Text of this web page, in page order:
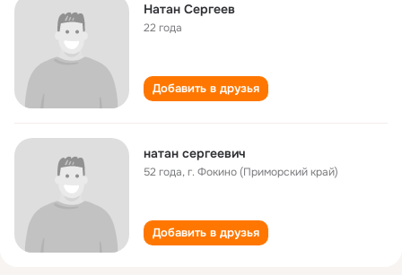
Натан Сергеев
22 года
Добавить в друзья
натан сергеевич
52 года,г. Фокино (Приморский край)
Добавить в друзья